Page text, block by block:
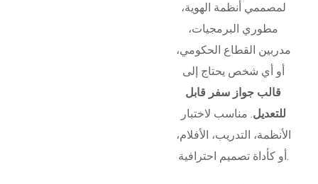
لمصممي أنظمة الهوية،
مطوري البرمجيات،
مدربين القطاع الحكومي،
أو أي شخص يحتاج إلى
قالب جواز سفر قابل
للتعديل. مناسب لاختبار
الأنظمة، التدريب، الأفلام،
أو كأداة تصميم احترافية.